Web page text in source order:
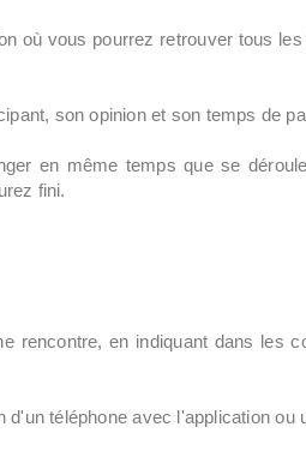
où vous pourrez retrouver tous
son opinion et son temps de
en même temps que se
fini.
rencontre, en indiquant dans les
téléphone avec l'application ou